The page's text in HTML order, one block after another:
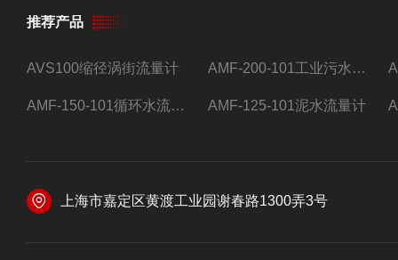
推荐产品
AVS100缩径涡街流量计 AMF-200-101工业污水流量计
AMF-150-101循环水流量计,电磁流量计 AMF-125-101泥水流量计
上海市嘉定区黄渡工业园谢春路1300弄3号